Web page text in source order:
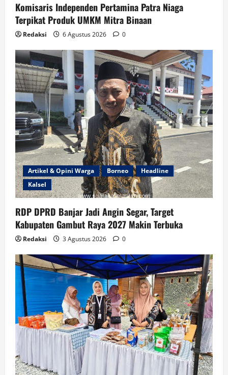
Komisaris Independen Pertamina Patra Niaga
Terpikat Produk UMKM Mitra Binaan
Redaksi 6 Agustus 2026 0
Artikel & Opini Warga Borneo
Headline
Kalsel
RDP DPRD Banjar Jadi Angin Segar, Target
Kabupaten Gambut Raya 2027 Makin Terbuka
Redaksi 3 Agustus 2026 0